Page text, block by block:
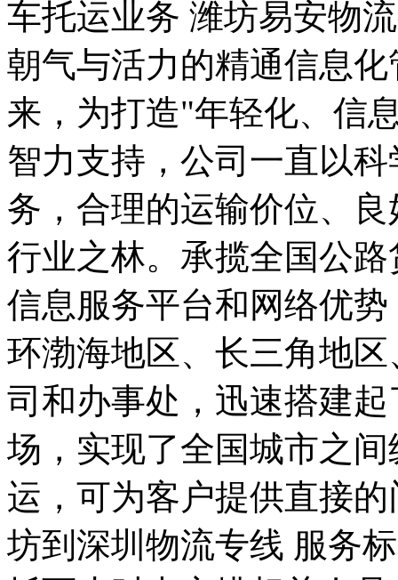
车托运业务 潍坊易安物
朝气与活力的精通信息
来，为打造"年轻化、信
智力支持，公司一直以
务，合理的运输价位、
行业之林。承揽全国公
信息服务平台和网络优
环渤海地区、长三角地
司和办事处，迅速搭建
场，实现了全国城市之
运，可为客户提供直接
坊到深圳物流专线 服务